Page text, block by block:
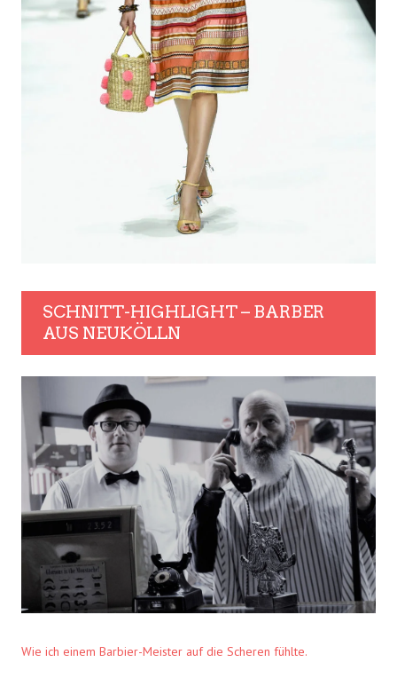
SCHNITT-HIGHLIGHT – BARBER
AUS NEUKÖLLN
Wie ich einem Barbier-Meister auf die Scheren fühlte.